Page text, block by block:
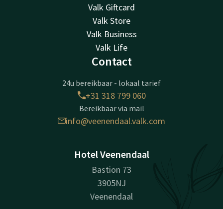
Valk Giftcard
Valk Store
Valk Business
Valk Life
Contact
24u bereikbaar - lokaal tarief
+31 318 799 060
Bereikbaar via mail
info@veenendaal.valk.com
Hotel Veenendaal
Bastion 73
3905NJ
Veenendaal